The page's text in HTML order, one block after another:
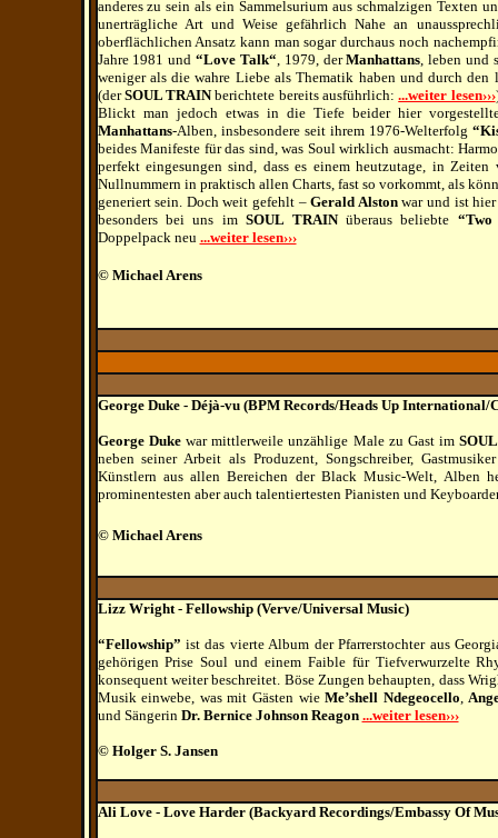
anderes zu sein als ein Sammelsurium aus schmalzigen Texten
unerträgliche Art und Weise gefährlich Nahe an
oberflächlichen Ansatz kann man sogar durchaus noch
Jahre 1981 und “Love Talk“, 1979, derManhattans, leben und
weniger als die wahre Liebe als Thematik haben und durch den
(derSOUL TRAINberichtete bereits ausführlich:...weiter lesen›››
Blickt man jedoch etwas in die Tiefe beider hier
Manhattans-Alben, insbesondere seit ihrem 1976-Welterfolg
beides Manifeste für das sind, was Soul wirklich ausmacht:
perfekt eingesungen sind, dass es einem heutzutage, in
Nullnummern in praktisch allen Charts, fast so vorkommt, als
generiert sein. Doch weit gefehlt –Gerald Alstonwar und ist hier
besonders bei uns imSOUL TRAINüberaus beliebte
Doppelpack neu ...weiter lesen›››
© Michael Arens
George Duke - Déjà-vu (BPM Records/Heads Up
George Dukewar mittlerweile unzählige Male zu Gast im
neben seiner Arbeit als Produzent, Songschreiber,
Künstlern aus allen Bereichen der Black Music-Welt, Alben
prominentesten aber auch talentiertesten Pianisten und
© Michael Arens
Lizz Wright - Fellowship (Verve/Universal Music)
“Fellowship” ist das vierte Album derPfarrerstochter aus
gehörigen Prise Soul und einem Faible für Tiefverwurzelte
konsequent weiter beschreitet. Böse Zungen behaupten, dass
Musik einwebe, was mit Gästen wieMe’shell Ndegeocello,
und Sängerin Dr. Bernice Johnson Reagon ...weiter lesen›››
© Holger S. Jansen
Ali Love - Love Harder (Backyard Recordings/Embassy Of